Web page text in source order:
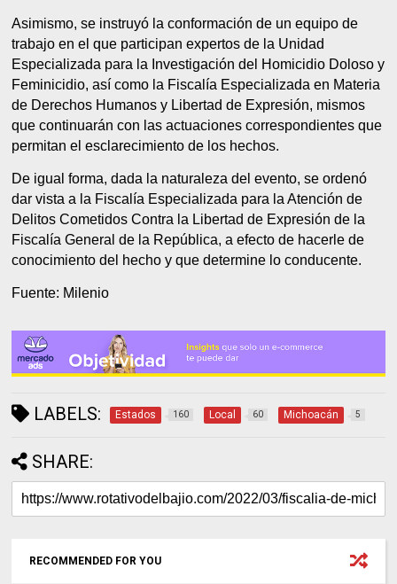
Asimismo, se instruyó la conformación de un equipo de
trabajo en el que participan expertos de la Unidad
Especializada para la Investigación del Homicidio Doloso y
Feminicidio, así como la Fiscalía Especializada en Materia
de Derechos Humanos y Libertad de Expresión, mismos
que continuarán con las actuaciones correspondientes que
permitan el esclarecimiento de los hechos.
De igual forma, dada la naturaleza del evento, se ordenó
dar vista a la Fiscalía Especializada para la Atención de
Delitos Cometidos Contra la Libertad de Expresión de la
Fiscalía General de la República, a efecto de hacerle de
conocimiento del hecho y que determine lo conducente.
Fuente: Milenio
LABELS: Estados 160 Local 60 Michoacán 5
SHARE:
RECOMMENDED FOR YOU